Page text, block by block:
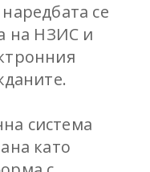
се
на НЗИС и
система
като